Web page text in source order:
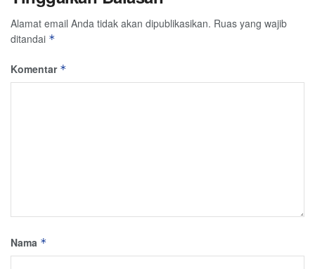
Alamat email Anda tidak akan dipublikasikan. Ruas yang wajib
ditandai *
Komentar *
Nama *